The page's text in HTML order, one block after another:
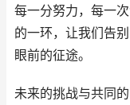
每一分努力，每一
的一环，让我们告
眼前的征途。
未来的挑战与共同